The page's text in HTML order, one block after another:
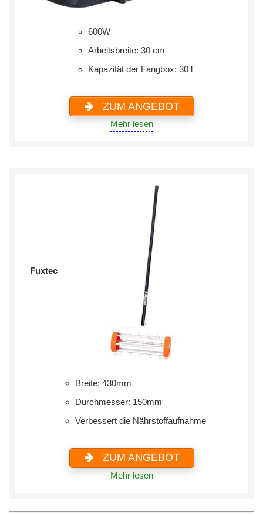
600W
Arbeitsbreite: 30 cm
Kapazität der Fangbox: 30 l
ZUM ANGEBOT
Mehr lesen
Fuxtec
Breite: 430mm
Durchmesser: 150mm
Verbessert die Nährstoffaufnahme
ZUM ANGEBOT
Mehr lesen